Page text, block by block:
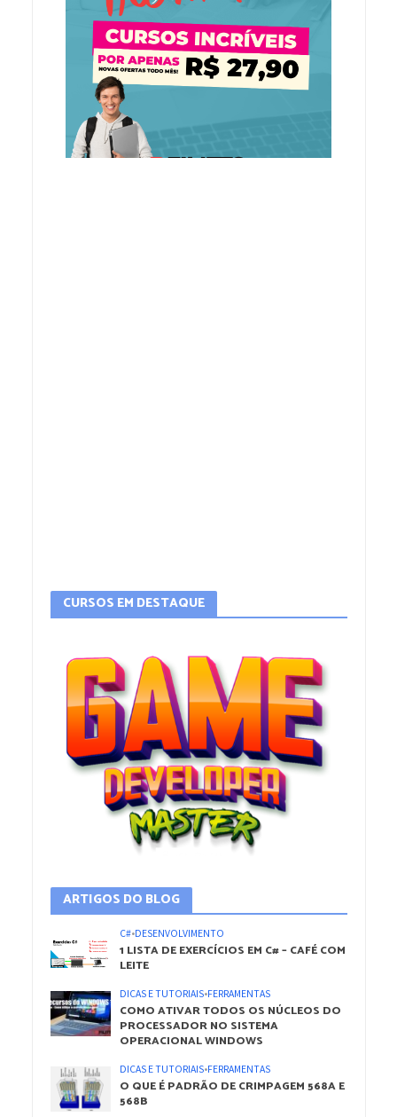
CURSOS EM DESTAQUE
ARTIGOS DO BLOG
C#•DESENVOLVIMENTO
1 LISTA DE EXERCÍCIOS EM C# – CAFÉ COM
LEITE
DICAS E TUTORIAIS•FERRAMENTAS
COMO ATIVAR TODOS OS NÚCLEOS DO
PROCESSADOR NO SISTEMA
OPERACIONAL WINDOWS
DICAS E TUTORIAIS•FERRAMENTAS
O QUE É PADRÃO DE CRIMPAGEM 568A E
568B